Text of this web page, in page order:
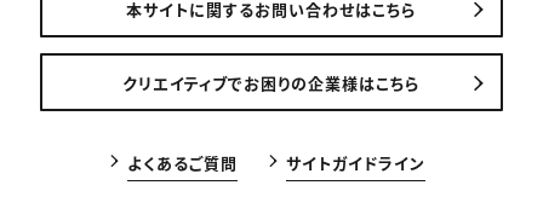
本サイトに関するお問い合わせはこちら
クリエイティブでお困りの企業様はこちら
よくあるご質問 サイトガイドライン